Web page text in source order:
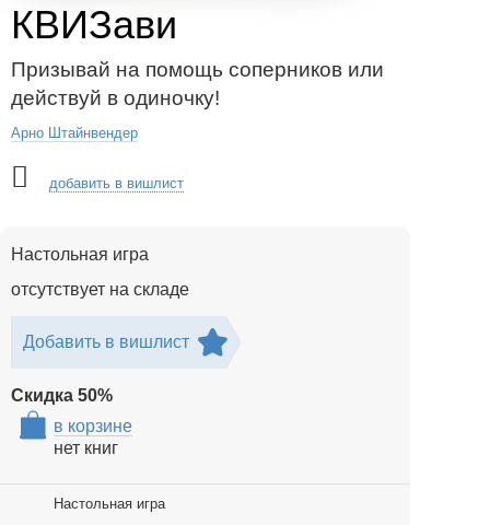
КВИЗави
Призывай на помощь соперников или
действуй в одиночку!
Арно Штайнвендер
добавить в вишлист
Настольная игра
отсутствует на складе
Добавить в вишлист
Скидка 50%
в корзине
нет книг
Настольная игра